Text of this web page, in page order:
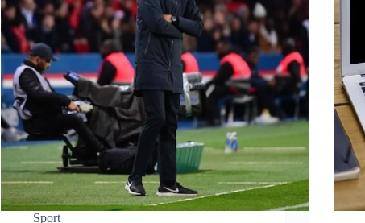
Sport